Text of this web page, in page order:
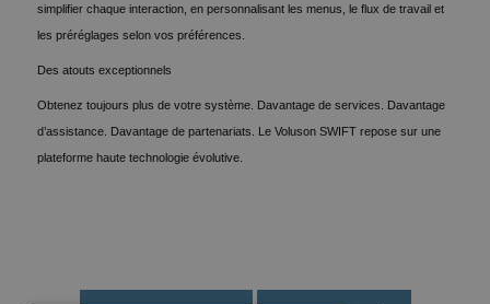
simplifier chaque interaction, en personnalisant les menus, le flux de travail et
les préréglages selon vos préférences.
Des atouts exceptionnels
Obtenez toujours plus de votre système. Davantage de services. Davantage
d’assistance. Davantage de partenariats. Le Voluson SWIFT repose sur une
plateforme haute technologie évolutive.